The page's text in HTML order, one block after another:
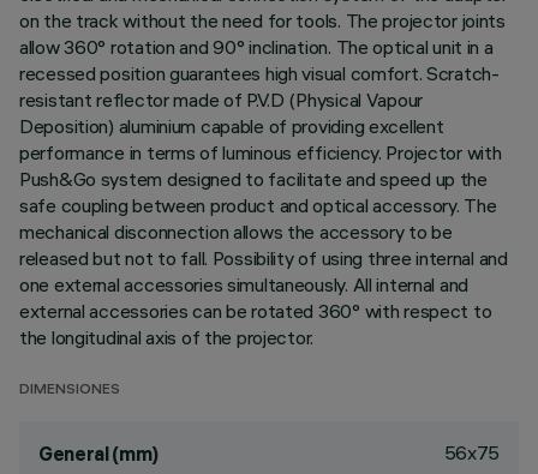
on the track without the need for tools. The projector joints
allow 360° rotation and 90° inclination. The optical unit in a
recessed position guarantees high visual comfort. Scratch-
resistant reflector made of P.V.D (Physical Vapour
Deposition) aluminium capable of providing excellent
performance in terms of luminous efficiency. Projector with
Push&Go system designed to facilitate and speed up the
safe coupling between product and optical accessory. The
mechanical disconnection allows the accessory to be
released but not to fall. Possibility of using three internal and
one external accessories simultaneously. All internal and
external accessories can be rotated 360° with respect to
the longitudinal axis of the projector.
DIMENSIONES
General (mm) 56x75